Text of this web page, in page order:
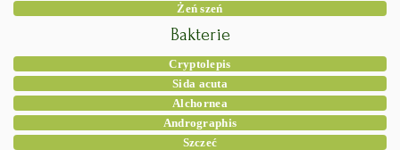
Żeń szeń
Bakterie
Cryptolepis
Sida acuta
Alchornea
Andrographis
Szczeć